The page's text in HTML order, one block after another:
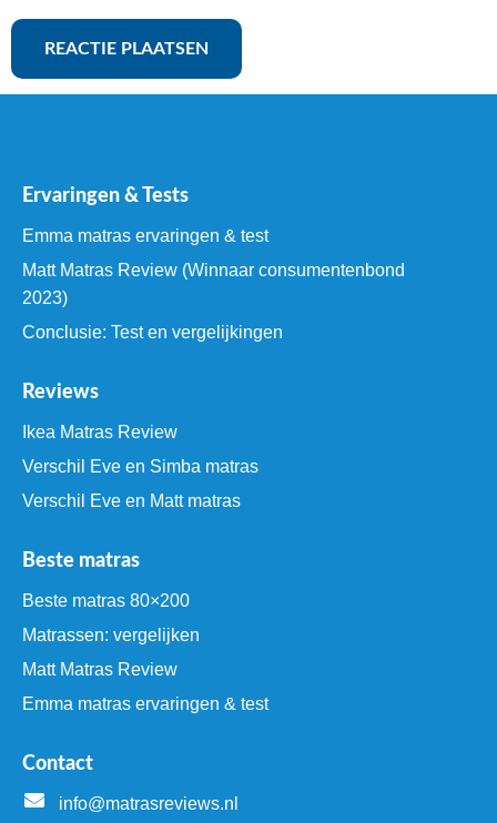
Ervaringen & Tests
Emma matras ervaringen & test
Matt Matras Review (Winnaar consumentenbond
2023)
Conclusie: Test en vergelijkingen
Reviews
Ikea Matras Review
Verschil Eve en Simba matras
Verschil Eve en Matt matras
Beste matras
Beste matras 80×200
Matrassen: vergelijken
Matt Matras Review
Emma matras ervaringen & test
Contact
info@matrasreviews.nl